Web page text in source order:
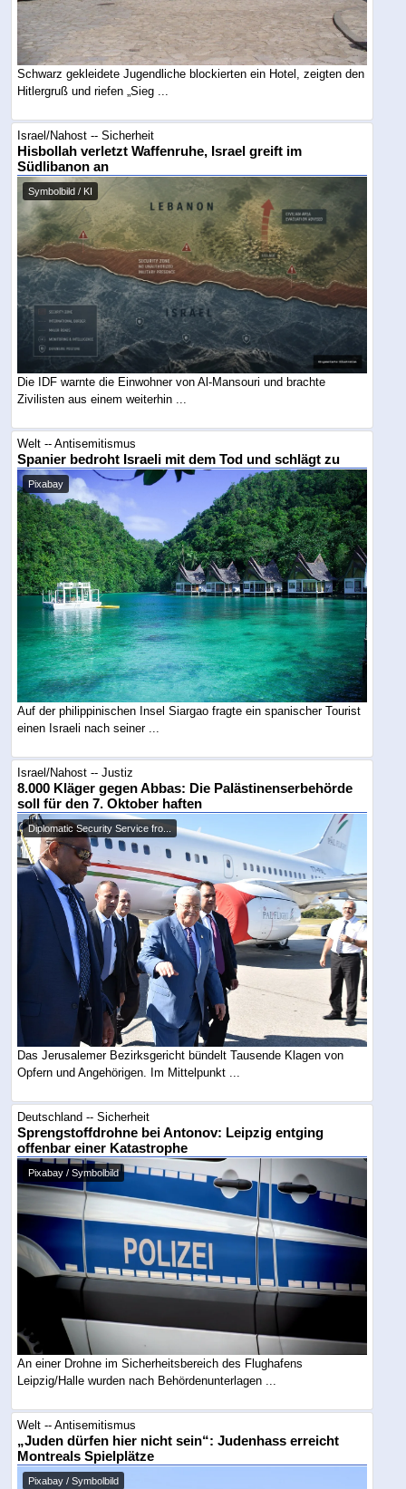
Schwarz gekleidete Jugendliche blockierten ein Hotel, zeigten den
Hitlergruß und riefen „Sieg ...
Israel/Nahost -- Sicherheit
Hisbollah verletzt Waffenruhe, Israel greift im
Südlibanon an
Symbolbild / KI
Die IDF warnte die Einwohner von Al-Mansouri und brachte
Zivilisten aus einem weiterhin ...
Welt -- Antisemitismus
Spanier bedroht Israeli mit dem Tod und schlägt zu
Pixabay
Auf der philippinischen Insel Siargao fragte ein spanischer Tourist
einen Israeli nach seiner ...
Israel/Nahost -- Justiz
8.000 Kläger gegen Abbas: Die Palästinenserbehörde
soll für den 7. Oktober haften
Diplomatic Security Service fro...
Das Jerusalemer Bezirksgericht bündelt Tausende Klagen von
Opfern und Angehörigen. Im Mittelpunkt ...
Deutschland -- Sicherheit
Sprengstoffdrohne bei Antonov: Leipzig entging
offenbar einer Katastrophe
Pixabay / Symbolbild
An einer Drohne im Sicherheitsbereich des Flughafens
Leipzig/Halle wurden nach Behördenunterlagen ...
Welt -- Antisemitismus
„Juden dürfen hier nicht sein“: Judenhass erreicht
Montreals Spielplätze
Pixabay / Symbolbild